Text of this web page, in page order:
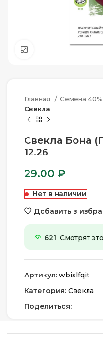
Главная
Семена
Свекла
Свекла Бона
12.26
29.00 ₽
Нет в наличии
Добавить в
621 Смотрят
Артикул: wbislfqit
Категория: Свекла
Поделиться: